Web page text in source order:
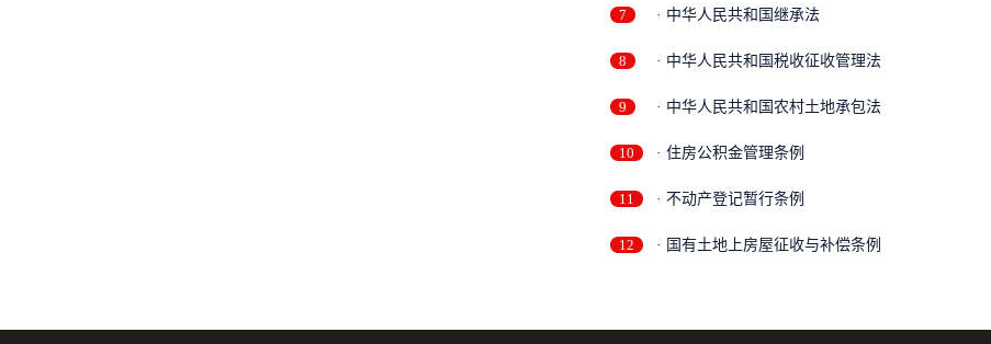
7 · 中华人民共和国继承法
8 · 中华人民共和国税收征收管理法
9 · 中华人民共和国农村土地承包法
10 · 住房公积金管理条例
11 · 不动产登记暂行条例
12 · 国有土地上房屋征收与补偿条例